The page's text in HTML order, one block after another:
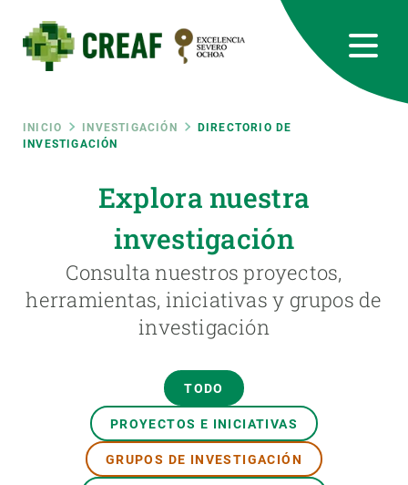
contenido
principal
Ruta
navegación
INICIO INVESTIGACIÓN
DIRECTORIO DE
INVESTIGACIÓN
Explora nuestra
investigación
Consulta nuestros proyectos,
herramientas, iniciativas y grupos de
investigación
TODO
PROYECTOS E INICIATIVAS
GRUPOS DE INVESTIGACIÓN
RRSS
Featured
responsive
Responsive
SOBRE NOSOTROS
ÚNETE A NOSOTROS